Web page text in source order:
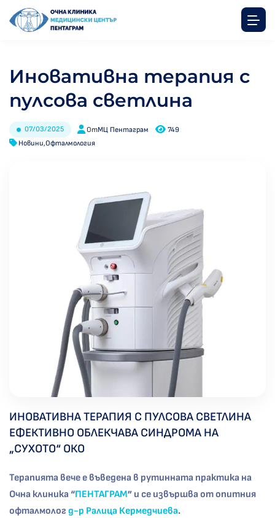
Иновативна терапия с
пулсова светлина
07/03/2025 ОтМЦ Пентаграм
749
Новини,Офталмология
ИНОВАТИВНА ТЕРАПИЯ С ПУЛСОВА СВЕТЛИНА
ЕФЕКТИВНО ОБЛЕКЧАВА СИНДРОМА НА
„СУХОТО“ ОКО
Терапията вече е въведена в рутинната практика на
Очна клиника “ПЕНТАГРАМ” и се извършва отопитния
офталмолог д-р Ралица Кермедчиева.